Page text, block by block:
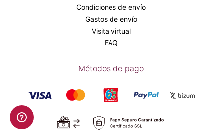
Condiciones de envío
Gastos de envío
Visita virtual
FAQ
Métodos de pago